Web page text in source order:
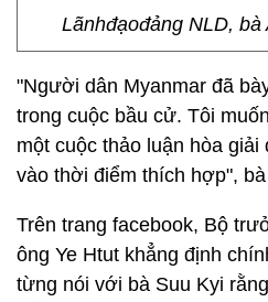
Lãnhđạođảng NLD, bà
"Người dân Myanmar đã
trong cuộc bầu cử. Tôi
một cuộc thảo luận hòa
vào thời điểm thích hợp",
Trên trang facebook, Bộ
ông Ye Htut khẳng định
từng nói với bà Suu Kyi